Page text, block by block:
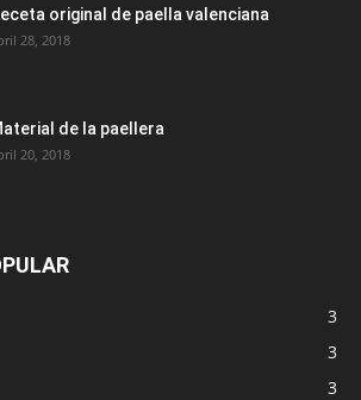
original de paella valenciana
28, 2018
de la paellera
20, 2018
3
3
3